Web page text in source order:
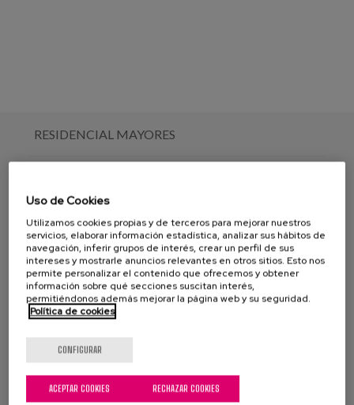
RESIDENCIAL MAYORES
REHABILITACIÓN Y FISIOTERAPIA
ATENCIÓN EN DOMICILIO
RESIDENCIAL PARA PERSONAS CON
MÉDICO GERIATRA
Uso de Cookies
Utilizamos cookies propias y de terceros para mejorar nuestros
servicios, elaborar información estadística, analizar sus hábitos de
navegación, inferir grupos de interés, crear un perfil de sus
intereses y mostrarle anuncios relevantes en otros sitios. Esto nos
permite personalizar el contenido que ofrecemos y obtener
información sobre qué secciones suscitan interés,
permitiéndonos además mejorar la página web y su seguridad.
Política de cookies
CONFIGURAR
RECHAZAR COOKIES
ACEPTAR COOKIES